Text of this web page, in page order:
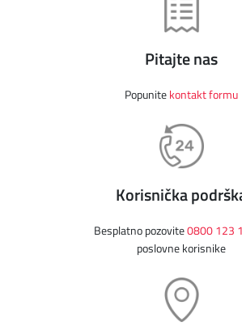
Pitajte nas
Popunitekontakt formu
Korisnička
Besplatno pozovite0800 123
poslovne korisnike